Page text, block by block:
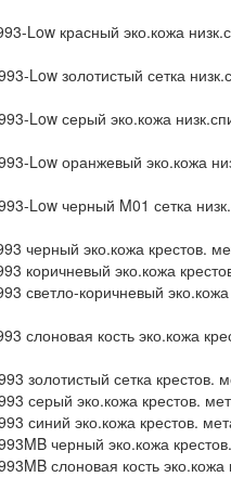
Low красный эко.кожа
Low золотистый сетка
Low серый эко.кожа
Low оранжевый эко.кожа
Low черный M01 сетка
черный эко.кожа крестов.
коричневый эко.кожа
светло-коричневый
слоновая кость эко.кожа
золотистый сетка крестов.
серый эко.кожа крестов.
синий эко.кожа крестов.
черный эко.кожа
слоновая кость эко.кожа